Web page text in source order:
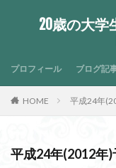
20歳の大学
プロフィール ブログ記
HOME 平成24年
平成24年(2012年